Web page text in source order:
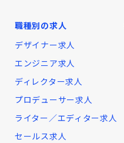
職種別の求人
デザイナー求人
エンジニア求人
ディレクター求人
プロデューサー求人
ライター／エディター求人
セールス求人